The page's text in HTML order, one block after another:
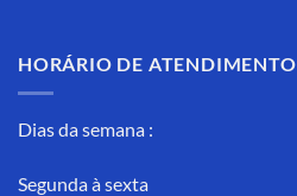
HORÁRIO DE ATENDIMENTO
Dias da semana :
Segunda à sexta